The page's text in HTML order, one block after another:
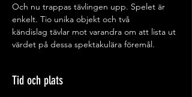
Och nu trappas tävlingen upp. Spelet är
enkelt. Tio unika objekt och två
kändislag tävlar mot varandra om att lista ut
värdet på dessa spektakulära föremål.
Tid och plats